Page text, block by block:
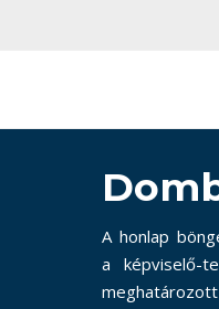
A honlap
a képviselő-